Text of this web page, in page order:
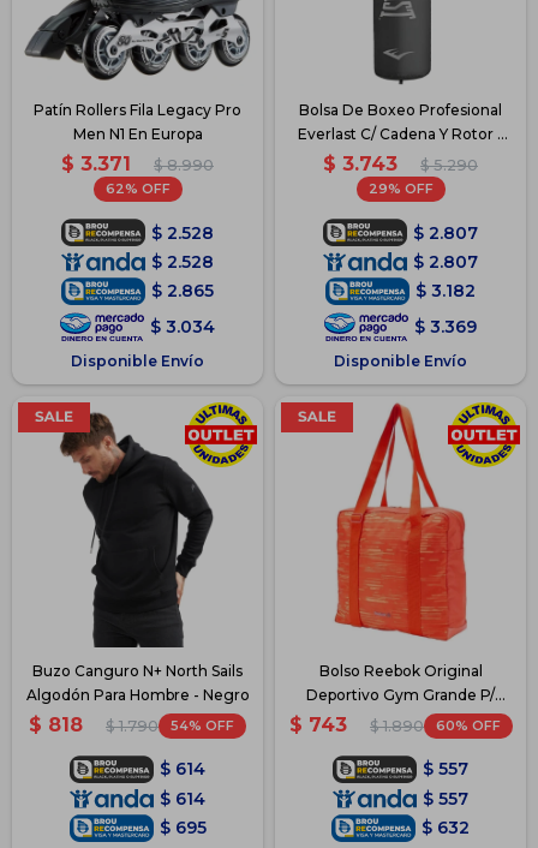
Patín Rollers Fila Legacy Pro
Men N1 En Europa
$ 3.371 $ 8.990
62
$ 2.528
$ 2.528
$ 2.865
$ 3.034
Disponible Envío
Bolsa De Boxeo Profesional
Everlast C/ Cadena Y Rotor -
Gris
$ 3.743 $ 5.290
29
$ 2.807
$ 2.807
$ 3.182
$ 3.369
Disponible Envío
Buzo Canguro N+ North Sails
Algodón Para Hombre - Negro
$ 818 $ 1.790 54
$ 614
$ 614
$ 695
Bolso Reebok Original
Deportivo Gym Grande P/
Dama - Naranja
$ 743 $ 1.890 60
$ 557
$ 557
$ 632